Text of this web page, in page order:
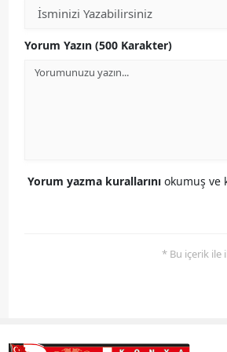
Yorum Yazın (500 Karakter)
Yorum yazma kurallarını okumuş ve
* Bu içerik ile